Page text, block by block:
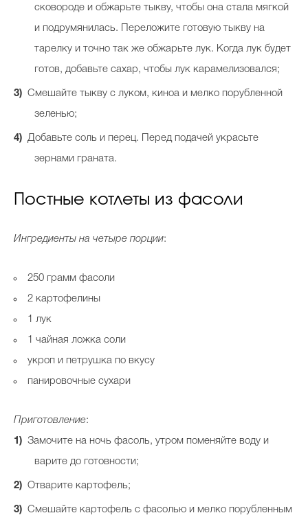
сковороде и обжарьте тыкву, чтобы она стала мягкой
и подрумянилась. Переложите готовую тыкву на
тарелку и точно так же обжарьте лук. Когда лук будет
готов, добавьте сахар, чтобы лук карамелизовался;
Смешайте тыкву с луком, киноа и мелко порубленной
зеленью;
Добавьте соль и перец. Перед подачей украсьте
зернами граната.
Постные котлеты из фасоли
Ингредиенты на четыре порции:
250 грамм фасоли
2 картофелины
1 лук
1 чайная ложка соли
укроп и петрушка по вкусу
панировочные сухари
Приготовление:
Замочите на ночь фасоль, утром поменяйте воду и
варите до готовности;
Отварите картофель;
Смешайте картофель с фасолью и мелко порубленным